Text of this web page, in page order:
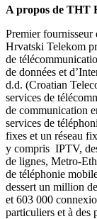
A propos de THT
Premier fournisseur
Hrvatski Telekom
de
de données et
d.d. (Croatian
services de
de communication
services de
fixes et un réseau
y compris IPTV,
de lignes, Metro-
de téléphonie
dessert un million
et 603 000
particuliers et à des